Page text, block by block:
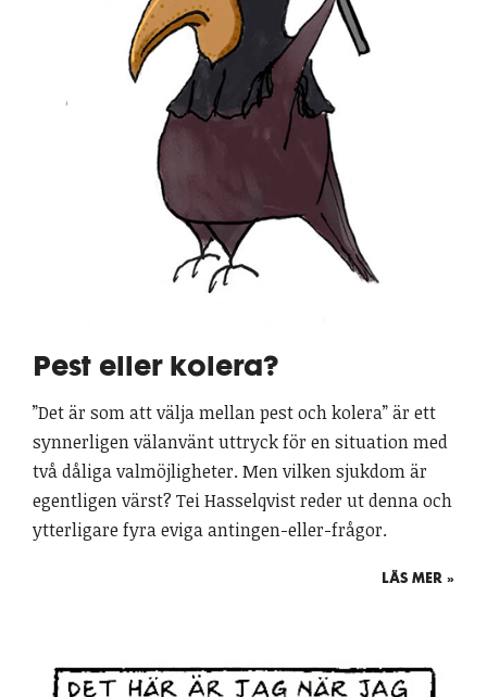
Pest eller kolera?
”Det är som att välja mellan pest och kolera” är ett
synnerligen välanvänt uttryck för en situation med
två dåliga valmöjligheter. Men vilken sjukdom är
egentligen värst? Tei Hasselqvist reder ut denna och
ytterligare fyra eviga antingen-eller-frågor.
LÄS MER »